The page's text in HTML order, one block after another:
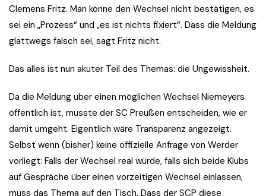
Clemens Fritz. Man könne den Wechsel nicht bestätigen, es
sei ein „Prozess“ und „es ist nichts fixiert“. Dass die Meldung
glattwegs falsch sei, sagt Fritz nicht.
Das alles ist nun akuter Teil des Themas: die Ungewissheit.
Da die Meldung über einen möglichen Wechsel Niemeyers
öffentlich ist, müsste der SC Preußen entscheiden, wie er
damit umgeht. Eigentlich wäre Transparenz angezeigt.
Selbst wenn (bisher) keine offizielle Anfrage von Werder
vorliegt: Falls der Wechsel real würde, falls sich beide Klubs
auf Gespräche über einen vorzeitigen Wechsel einlassen,
muss das Thema auf den Tisch. Dass der SCP diese